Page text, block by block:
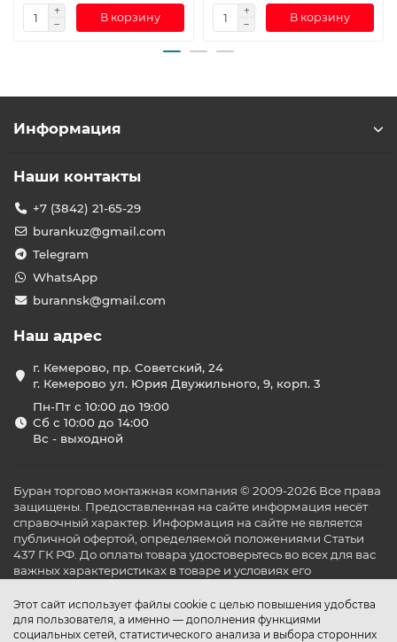
В корзину В корзину
Этот сайт использует файлы cookie с целью повышения удобства
для пользователя, а именно — дополнения функциями
социальных сетей, статистического анализа и выбора сторонних
Информация
Наши контакты
+7 (3842) 21-65-29
burankuz@gmail.com
Telegram
WhatsApp
burannsk@gmail.com
Наш адрес
г. Кемерово, пр. Советский, 24
г. Кемерово ул. Юрия Двужильного, 9, корп. 3
Пн-Пт с 10:00 до 19:00
Сб с 10:00 до 14:00
Вс - выходной
Буран торгово монтажная компания © 2009-2026 Все права
защищены. Предоставленная на сайте информация несёт
справочный характер. Информация на сайте не является
публичной офертой, определяемой положениями Статьи
437 ГК РФ. До оплаты товара удостоверьтесь во всех для вас
важных характеристиках в товаре и условиях его